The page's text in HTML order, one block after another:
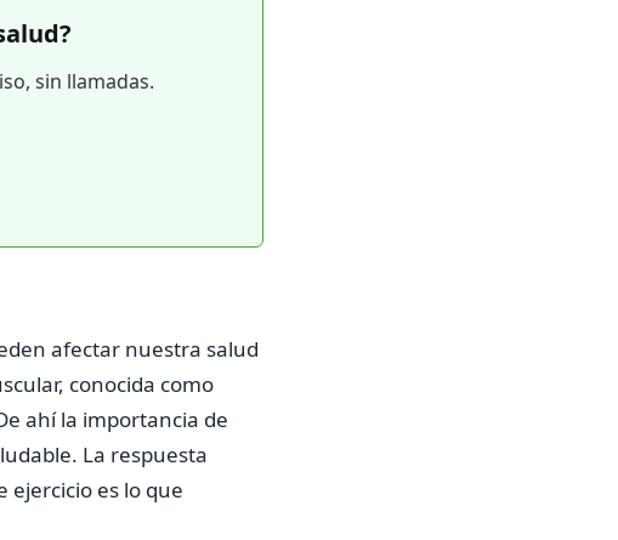
sin llamadas.
afectar nuestra salud
conocida como
ahí la importancia de
La respuesta
ejercicio es lo que